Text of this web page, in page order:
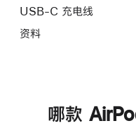
USB-C 充电线
资料
哪款